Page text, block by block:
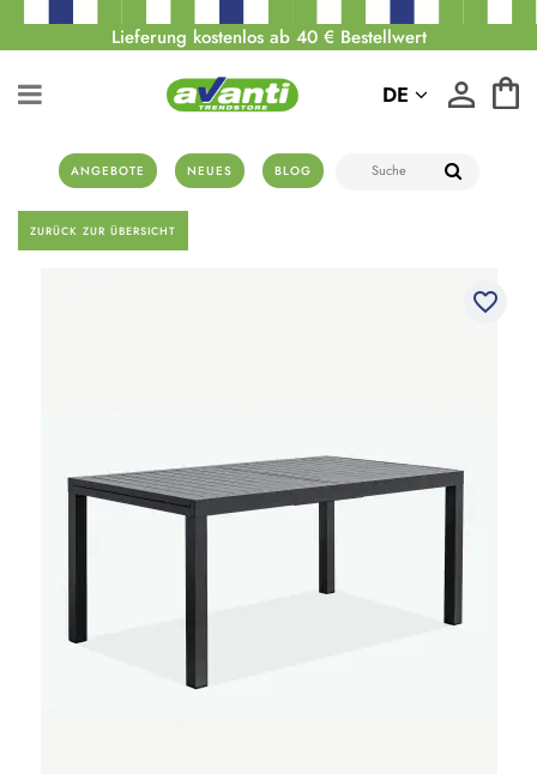
Lieferung kostenlos ab 40 € Bestellwert
ANGEBOTE NEUES BLOG
DE
ZURÜCK ZUR ÜBERSICHT
favorite_border